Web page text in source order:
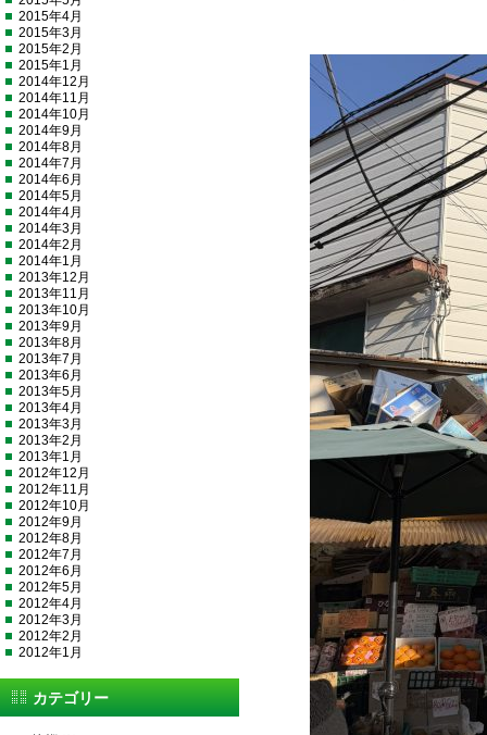
2015年4月
2015年3月
2015年2月
2015年1月
2014年12月
2014年11月
2014年10月
2014年9月
2014年8月
2014年7月
2014年6月
2014年5月
2014年4月
2014年3月
2014年2月
2014年1月
2013年12月
2013年11月
2013年10月
2013年9月
2013年8月
2013年7月
2013年6月
2013年5月
2013年4月
2013年3月
2013年2月
2013年1月
2012年12月
2012年11月
2012年10月
2012年9月
2012年8月
2012年7月
2012年6月
2012年5月
2012年4月
2012年3月
2012年2月
2012年1月
カテゴリー